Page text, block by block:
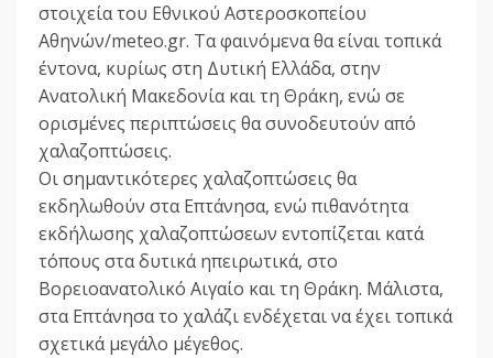
στοιχεία του Εθνικού Αστεροσκοπείου
Αθηνών/meteo.gr. Τα φαινόμενα θα είναι τοπικά
έντονα, κυρίως στη Δυτική Ελλάδα, στην
Ανατολική Μακεδονία και τη Θράκη, ενώ σε
ορισμένες περιπτώσεις θα συνοδευτούν από
χαλαζοπτώσεις.
Οι σημαντικότερες χαλαζοπτώσεις θα
εκδηλωθούν στα Επτάνησα, ενώ πιθανότητα
εκδήλωσης χαλαζοπτώσεων εντοπίζεται κατά
τόπους στα δυτικά ηπειρωτικά, στο
Βορειοανατολικό Αιγαίο και τη Θράκη. Μάλιστα,
στα Επτάνησα το χαλάζι ενδέχεται να έχει τοπικά
σχετικά μεγάλο μέγεθος.